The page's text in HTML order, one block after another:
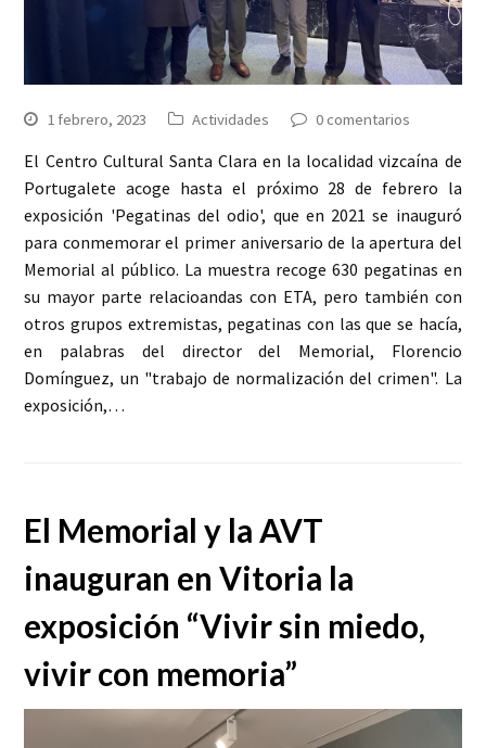
1 febrero, 2023 Actividades 0 comentarios
El Centro Cultural Santa Clara en la localidad vizcaína de
Portugalete acoge hasta el próximo 28 de febrero la
exposición 'Pegatinas del odio', que en 2021 se inauguró
para conmemorar el primer aniversario de la apertura del
Memorial al público. La muestra recoge 630 pegatinas en
su mayor parte relacioandas con ETA, pero también con
otros grupos extremistas, pegatinas con las que se hacía,
en palabras del director del Memorial, Florencio
Domínguez, un "trabajo de normalización del crimen". La
exposición,…
El Memorial y la AVT
inauguran en Vitoria la
exposición “Vivir sin miedo,
vivir con memoria”